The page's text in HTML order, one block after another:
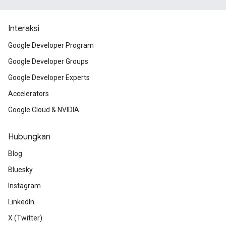
Interaksi
Google Developer Program
Google Developer Groups
Google Developer Experts
Accelerators
Google Cloud & NVIDIA
Hubungkan
Blog
Bluesky
Instagram
LinkedIn
X (Twitter)